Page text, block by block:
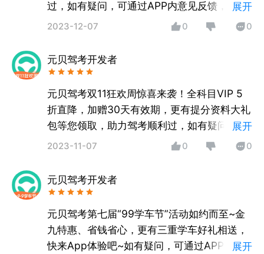
过，如有疑问，可通过APP内意见反馈，客服
会尽快为您服务哦！
展开
2023-12-07 0 0
元贝驾考开发者
元贝驾考双11狂欢周惊喜来袭！全科目VIP 5
折直降，加赠30天有效期，更有提分资料大礼
包等您领取，助力驾考顺利过，如有疑问，可
通过APP内意见反馈，客服随时为您服务哦！
展开
2023-11-07 0 0
元贝驾考开发者
元贝驾考第七届“99学车节”活动如约而至~金
九特惠、省钱省心，更有三重学车好礼相送，
快来App体验吧~如有疑问，可通过APP内意展开